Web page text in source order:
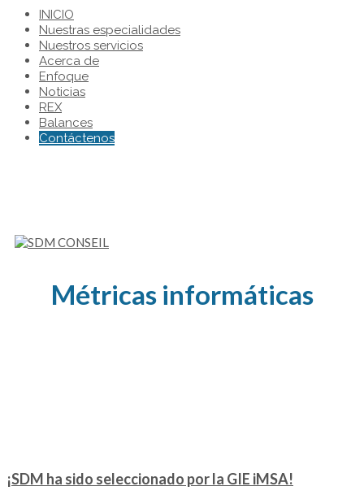
INICIO
Nuestras especialidades
Nuestros servicios
Acerca de
Enfoque
Noticias
REX
Balances
Contáctenos
Métricas informáticas
¡SDM ha sido seleccionado por la GIE iMSA!